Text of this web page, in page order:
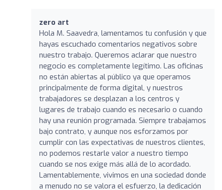
zero art
Hola M. Saavedra, lamentamos tu confusión y que
hayas escuchado comentarios negativos sobre
nuestro trabajo. Queremos aclarar que nuestro
negocio es completamente legítimo. Las oficinas
no están abiertas al público ya que operamos
principalmente de forma digital, y nuestros
trabajadores se desplazan a los centros y
lugares de trabajo cuando es necesario o cuando
hay una reunión programada. Siempre trabajamos
bajo contrato, y aunque nos esforzamos por
cumplir con las expectativas de nuestros clientes,
no podemos restarle valor a nuestro tiempo
cuando se nos exige más allá de lo acordado.
Lamentablemente, vivimos en una sociedad donde
a menudo no se valora el esfuerzo, la dedicación